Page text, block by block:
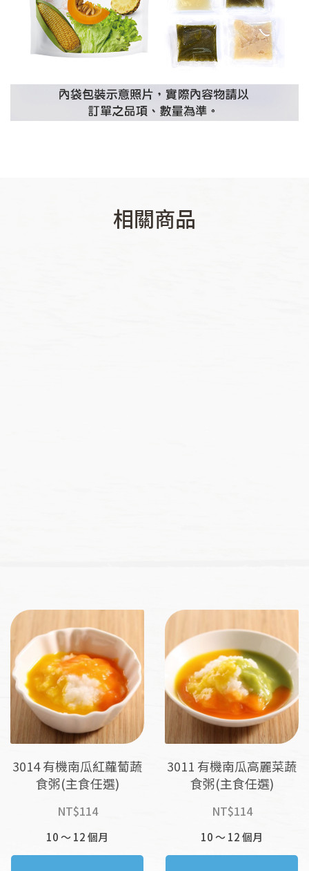
相關商品
3014 有機南瓜紅蘿蔔蔬
食粥(主食任選)
NT$114
10 ～ 12 個月
3011 有機南瓜高麗菜蔬
食粥(主食任選)
NT$114
10 ～ 12 個月